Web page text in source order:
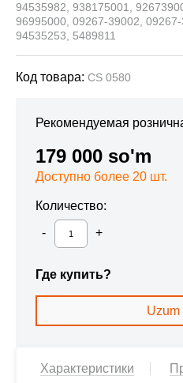
94535982, 938175001,
96995000, 09267-39002,
94535253, 5489811
Код товара: CS 0580
Рекомендуемая
179 000 so'm
Доступно более 20 шт.
Количество:
Где купить?
Uzum
Характеристики